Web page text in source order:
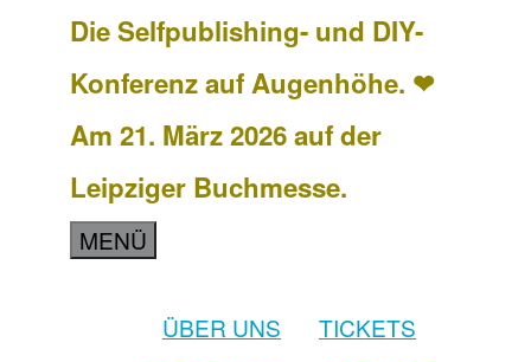
Die Selfpublishing- und DIY-
Konferenz auf Augenhöhe. ❤
Am 21. März 2026 auf der
Leipziger Buchmesse.
MENÜ
ÜBER UNS
TICKETS